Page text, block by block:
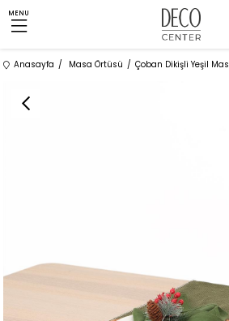
MENU
Anasayfa Masa Örtüsü Çoban Dikişli Yeşil